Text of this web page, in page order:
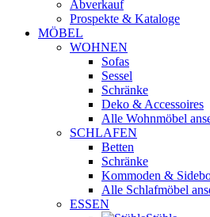
Abverkauf
Prospekte & Kataloge
MÖBEL
WOHNEN
Sofas
Sessel
Schränke
Deko & Accessoires
Alle Wohnmöbel
SCHLAFEN
Betten
Schränke
Kommoden &
Alle Schlafmöbel
ESSEN